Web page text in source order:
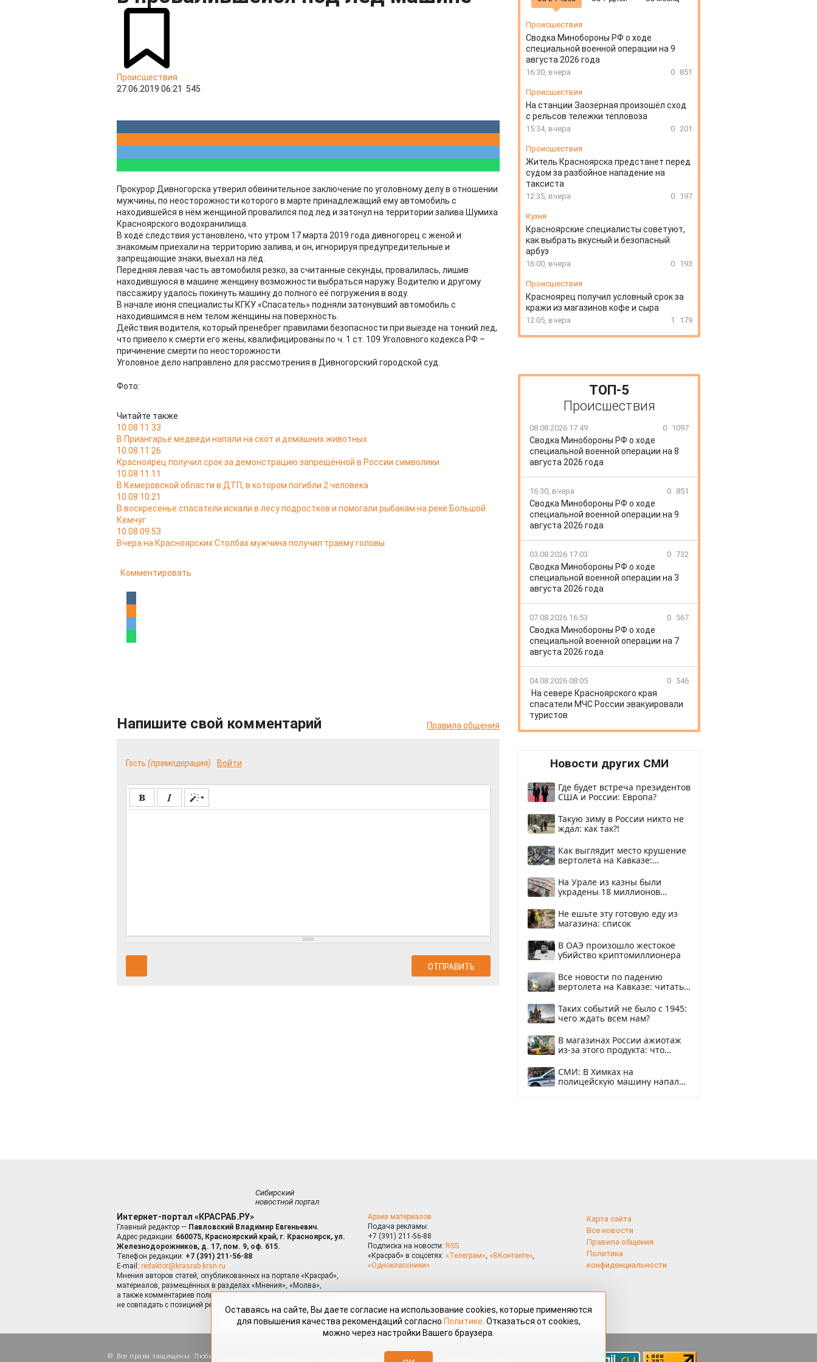
Происшествия
27.06.2019 06:21
545
Прокурор Дивногорска утверил обвинительное заключение по уголовному делу в отношении
мужчины, по неосторожности которого в марте принадлежащий ему автомобиль с
находившейся в нём женщиной провалился под лед и затонул на территории залива Шумиха
Красноярского водохранилища.
В ходе следствия установлено, что утром 17 марта 2019 года дивногорец с женой и
знакомым приехали на территорию залива, и он, игнорируя предупредительные и
запрещающие знаки, выехал на лёд.
Передняя левая часть автомобиля резко, за считанные секунды, провалилась, лишив
находившуюся в машине женщину возможности выбраться наружу. Водителю и другому
пассажиру удалось покинуть машину до полного её погружения в воду.
В начале июня специалисты КГКУ «Спасатель» подняли затонувший автомобиль с
находившимся в нем телом женщины на поверхность.
Действия водителя, который пренебрег правилами безопасности при выезде на тонкий лед,
что привело к смерти его жены, квалифицированы по ч. 1 ст. 109 Уголовного кодекса РФ –
причинение смерти по неосторожности.
Уголовное дело направлено для рассмотрения в Дивногорский городской суд.
Фото:
Читайте также
10.08 11:33
В Приангарье медведи напали на скот и домашних животных
10.08 11:26
Красноярец получил срок за демонстрацию запрещённой в России символики
10.08 11:11
В Кемеровской области в ДТП, в котором погибли 2 человека
10.08 10:21
В воскресенье спасатели искали в лесу подростков и помогали рыбакам на реке Большой
Кемчуг
10.08 09:53
Вчера на Красноярских Столбах мужчина получил травму головы
Комментировать
Напишите свой комментарий Правила общения
Гость (премодерация) Войти
Происшествия
Сводка Минобороны РФ о ходе
специальной военной операции на 9
августа 2026 года
16:30, вчера 0 851
Происшествия
На станции Заозёрная произошёл сход
с рельсов тележки тепловоза
15:34, вчера 0 201
Происшествия
Житель Красноярска предстанет перед
судом за разбойное нападение на
таксиста
12:35, вчера 0 197
Кухня
Красноярские специалисты советуют,
как выбрать вкусный и безопасный
арбуз
16:00, вчера 0 193
Происшествия
Красноярец получил условный срок за
кражи из магазинов кофе и сыра
12:05, вчера 1 179
ТОП-5
Происшествия
08.08.2026 17:49 0 1097
Сводка Минобороны РФ о ходе
специальной военной операции на 8
августа 2026 года
16:30, вчера 0 851
Сводка Минобороны РФ о ходе
специальной военной операции на 9
августа 2026 года
03.08.2026 17:03 0 732
Сводка Минобороны РФ о ходе
специальной военной операции на 3
августа 2026 года
07.08.2026 16:53 0 567
Сводка Минобороны РФ о ходе
специальной военной операции на 7
августа 2026 года
04.08.2026 08:05 0 546
На севере Красноярского края
спасатели МЧС России эвакуировали
туристов
Новости других СМИ
Где будет встреча президентов
США и России: Европа?
Такую зиму в России никто не
ждал: как так?!
Как выглядит место крушение
вертолета на Кавказе:
На Урале из казны были
украдены 18 миллионов
Не ешьте эту готовую еду из
магазина: список
В ОАЭ произошло жестокое
убийство криптомиллионера
Все новости по падению
вертолета на Кавказе: читать
Таких событий не было с 1945:
чего ждать всем нам?
В магазинах России ажиотаж
из-за этого продукта: что
СМИ: В Химках на
полицейскую машину напали
Сибирский
новостной портал
Интернет-портал «КРАСРАБ.РУ»
Главный редактор — Павловский Владимир Евгеньевич.
Адрес редакции: 660075, Красноярский край, г. Красноярск, ул.
Железнодорожников, д. 17, пом. 9, оф. 615.
Телефон редакции: +7 (391) 211-56-88
E-mail: redaktor@krasrab.krsn.ru
Мнения авторов статей, опубликованных на портале «Красраб»,
материалов, размещённых в разделах «Мнения», «Молва»,
а также комментариев пользователей к материалам сайта могут
не совпадать с позицией редакции.
Архив материалов
Подача рекламы:
+7 (391) 211-56-88
Подписка на новости: RSS
«Красраб» в соцсетях: «Телеграм», «ВКонтакте»,
«Одноклассники»
Карта сайта
Все новости
Правила общения
Политика
конфиденциальности
Все права защищены. Любые материалы, размещённые на портале «Красраб.ру» сотрудниками редакции, нештатными
Оставаясь на сайте, Вы даете согласие на использование cookies, которые применяются
для повышения качества рекомендаций согласно Политике . Отказаться от cookies,
можно через настройки Вашего браузера.